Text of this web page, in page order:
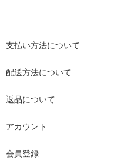
支払い方法について
配送方法について
返品について
アカウント
会員登録